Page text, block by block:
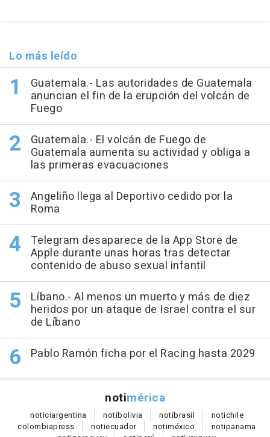
Lo más leído
Guatemala.- Las autoridades de Guatemala
anuncian el fin de la erupción del volcán de
Fuego
Guatemala.- El volcán de Fuego de
Guatemala aumenta su actividad y obliga a
las primeras evacuaciones
Angeliño llega al Deportivo cedido por la
Roma
Telegram desaparece de la App Store de
Apple durante unas horas tras detectar
contenido de abuso sexual infantil
Líbano.- Al menos un muerto y más de diez
heridos por un ataque de Israel contra el sur
de Líbano
Pablo Ramón ficha por el Racing hasta 2029
notimérica
noticiargentina notibolivia notibrasil notichile
colombiapress notiecuador notiméxico notipanama